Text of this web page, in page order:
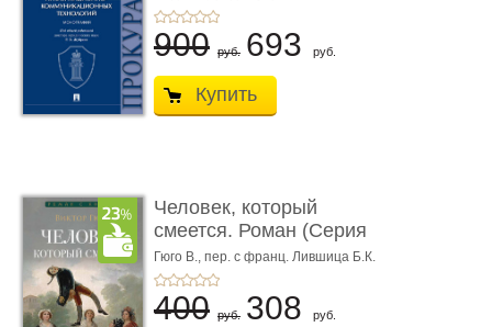
900 руб. 693 руб.
Купить
Человек, который
смеется. Роман (Серия
«Роман с ...
Гюго В., пер. с франц. Лившица Б.К.
400 руб. 308 руб.